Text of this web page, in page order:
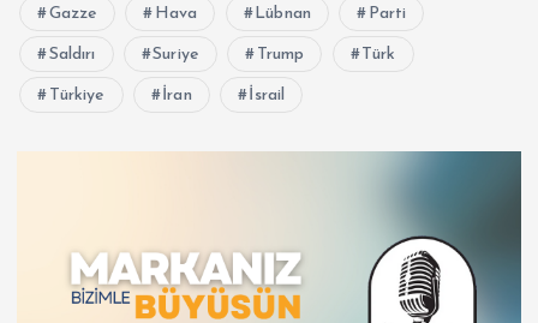
Gazze Hava Lübnan Parti
Saldırı Suriye Trump Türk
Türkiye İran İsrail